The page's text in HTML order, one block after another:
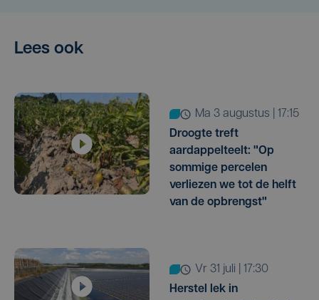
Lees ook
ma 3 augustus | 17:15
Droogte treft
aardappelteelt: "Op
sommige percelen
verliezen we tot de helft
van de opbrengst"
vr 31 juli | 17:30
Herstel lek in